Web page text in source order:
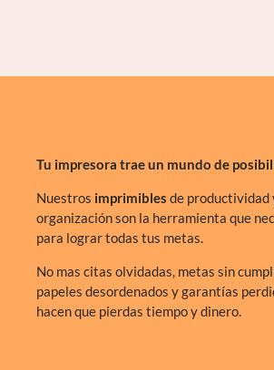
Tu impresora trae un mundo de
Nuestros imprimibles de productividad
organización son la herramienta que
para lograr todas tus metas.
No mas citas olvidadas, metas sin
papeles desordenados y garantías
hacen que pierdas tiempo y dinero.